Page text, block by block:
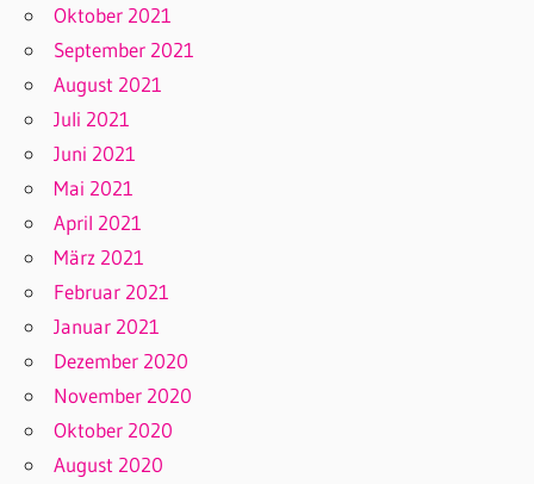
Oktober 2021
September 2021
August 2021
Juli 2021
Juni 2021
Mai 2021
April 2021
März 2021
Februar 2021
Januar 2021
Dezember 2020
November 2020
Oktober 2020
August 2020